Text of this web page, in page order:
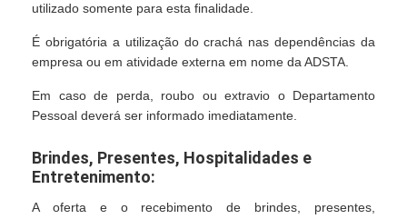
utilizado somente para esta finalidade.
É obrigatória a utilização do crachá nas dependências da
empresa ou em atividade externa em nome da ADSTA.
Em caso de perda, roubo ou extravio o Departamento
Pessoal deverá ser informado imediatamente.
Brindes, Presentes, Hospitalidades e
Entretenimento:
A oferta e o recebimento de brindes, presentes,